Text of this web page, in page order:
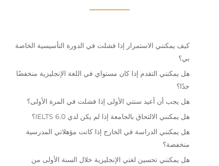
كيف يمكنني الاستمرار إذا فشلت في الدورة التأسيسية الخاصة
بي؟
هل يمكنني التقدم إذا كان مستواي في اللغة الإنجليزية منخفضًا
جدًا؟
هل يجب أن أعيد سنتي الأولى إذا فشلت في المرة الأولى؟
هل يمكنني الالتحاق بالجامعة إذا لم يكن لدي IELTS 6.0؟
هل يمكنني الدراسة في الخارج إذا كانت مؤهلاتي المدرسية
منخفضة؟
هل يمكنني تحسين لغتي الإنجليزية خلال السنة الأولى من